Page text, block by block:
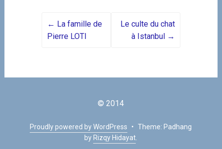
Post navigation
← La famille de
Pierre LOTI
Le culte du chat
à Istanbul →
© 2014
Proudly powered by WordPress • Theme: Padhang
by Rizqy Hidayat.